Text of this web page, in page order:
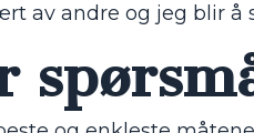
av andre og jeg blir å